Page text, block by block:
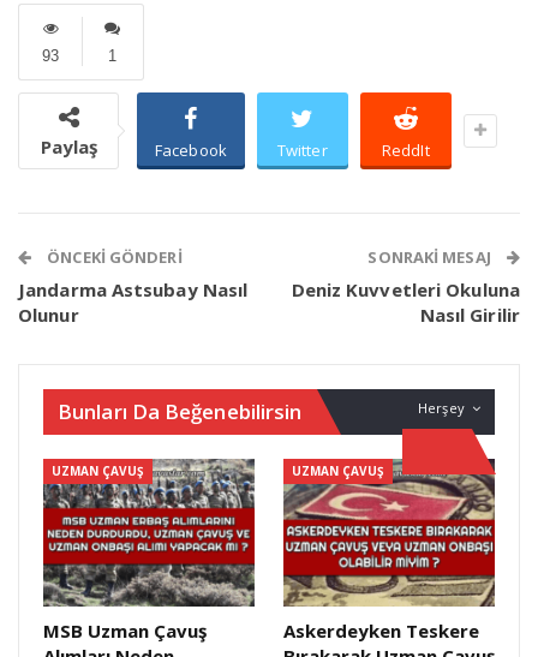
1
93
Paylaş Facebook Twitter ReddIt
ÖNCEKI GÖNDERI
Jandarma Astsubay Nasıl
Olunur
SONRAKI MESAJ
Deniz Kuvvetleri Okuluna
Nasıl Girilir
Herşey
Bunları Da Beğenebilirsin
UZMAN ÇAVUŞ
MSB Uzman Çavuş
UZMAN ÇAVUŞ
Askerdeyken Teskere